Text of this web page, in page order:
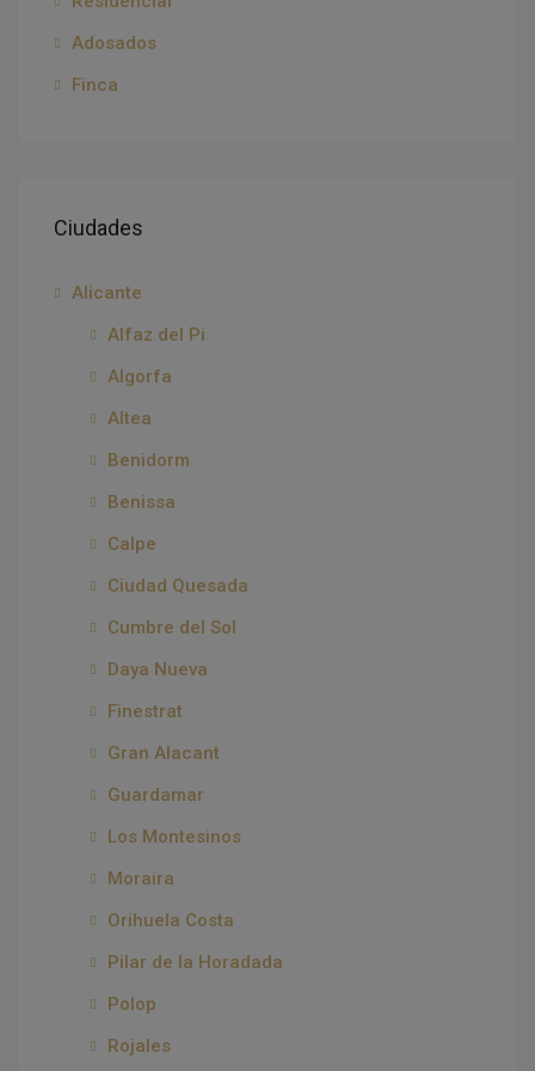
Adosados
Finca
Ciudades
Alicante
Alfaz del Pi
Algorfa
Altea
Benidorm
Benissa
Calpe
Ciudad Quesada
Cumbre del Sol
Daya Nueva
Finestrat
Gran Alacant
Guardamar
Los Montesinos
Moraira
Orihuela Costa
Pilar de la Horadada
Polop
Rojales